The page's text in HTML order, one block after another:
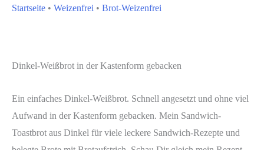
Startseite • Weizenfrei • Brot-Weizenfrei
Dinkel-Weißbrot in der Kastenform gebacken
Ein einfaches Dinkel-Weißbrot. Schnell angesetzt und ohne viel
Aufwand in der Kastenform gebacken. Mein Sandwich-
Toastbrot aus Dinkel für viele leckere Sandwich-Rezepte und